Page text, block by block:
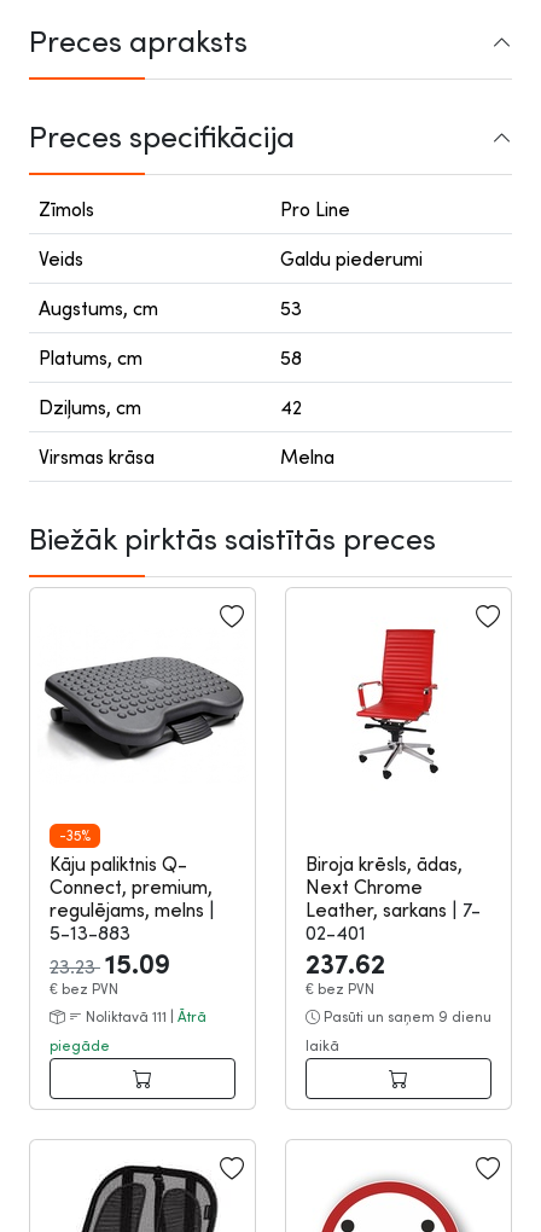
Preces apraksts
Preces specifikācija
Zīmols Pro Line
Veids Galdu piederumi
Augstums, cm 53
Platums, cm 58
Dziļums, cm 42
Virsmas krāsa Melna
Biežāk pirktās saistītās preces
-35%
Kāju paliktnis Q-
Connect, premium,
regulējams, melns
5-13-883
23.23 15.09
€ bez PVN
Noliktavā 111 | Ātrā
piegāde
Biroja krēsls, ādas,
Next Chrome
Leather, sarkans
7-
02-401
237.62
€ bez PVN
Pasūti un saņem 9 dienu
laikā